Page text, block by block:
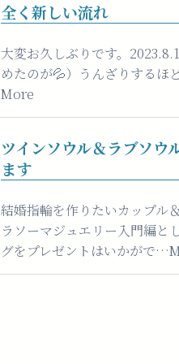
全く新しい流れ
大変お久しぶりです。
めたのが💦）うんざりするほ
More
ツインソウル＆ラブソウ
ます
結婚指輪を作りたいカップル
ラソーマジュエリー入門編と
グをプレゼントはいかがで